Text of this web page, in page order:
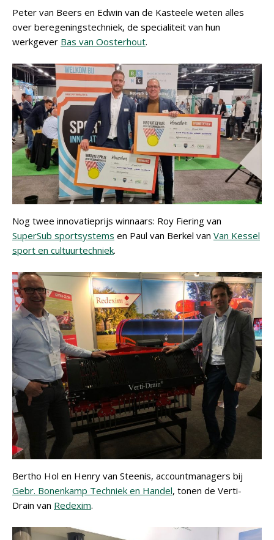
Peter van Beers en Edwin van de Kasteele weten alles
over beregeningstechniek, de specialiteit van hun
werkgever Bas van Oosterhout.
Nog twee innovatieprijs winnaars: Roy Fiering van
SuperSub sportsystems en Paul van Berkel van Van Kessel
sport en cultuurtechniek.
Bertho Hol en Henry van Steenis, accountmanagers bij
Gebr. Bonenkamp Techniek en Handel, tonen de Verti-
Drain van Redexim.